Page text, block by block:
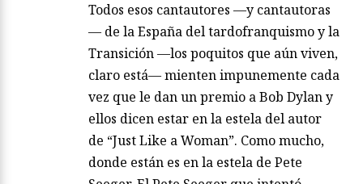
Todos esos cantautores —y cantautoras
— de la España del tardofranquismo y la
Transición —los poquitos que aún viven,
claro está— mienten impunemente cada
vez que le dan un premio a Bob Dylan y
ellos dicen estar en la estela del autor
de “Just Like a Woman”. Como mucho,
donde están es en la estela de Pete